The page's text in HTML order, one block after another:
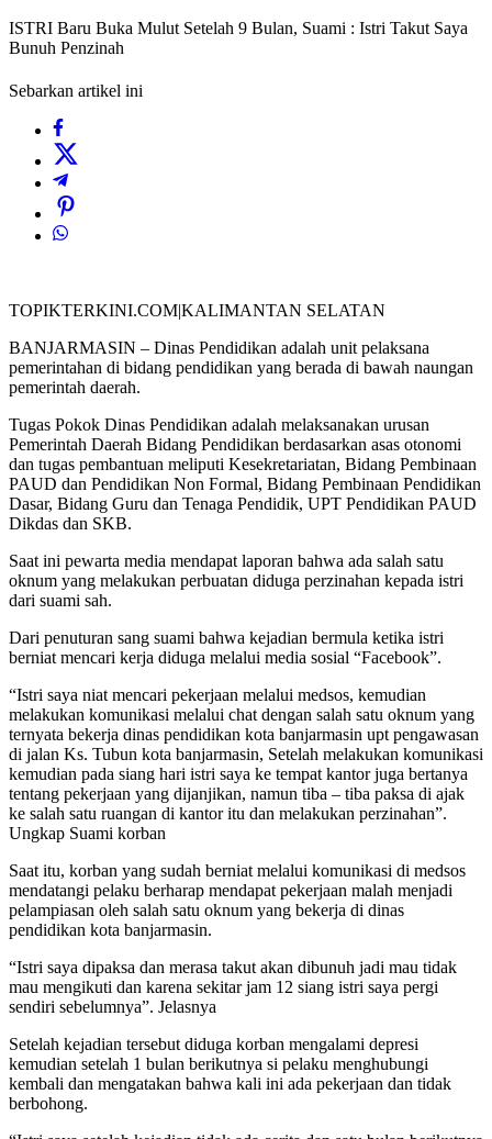
ISTRI Baru Buka Mulut Setelah 9 Bulan, Suami : Istri Takut Saya
Bunuh Penzinah
Sebarkan artikel ini
TOPIKTERKINI.COM|KALIMANTAN SELATAN
BANJARMASIN – Dinas Pendidikan adalah unit pelaksana
pemerintahan di bidang pendidikan yang berada di bawah naungan
pemerintah daerah.
Tugas Pokok Dinas Pendidikan adalah melaksanakan urusan
Pemerintah Daerah Bidang Pendidikan berdasarkan asas otonomi
dan tugas pembantuan meliputi Kesekretariatan, Bidang Pembinaan
PAUD dan Pendidikan Non Formal, Bidang Pembinaan Pendidikan
Dasar, Bidang Guru dan Tenaga Pendidik, UPT Pendidikan PAUD
Dikdas dan SKB.
Saat ini pewarta media mendapat laporan bahwa ada salah satu
oknum yang melakukan perbuatan diduga perzinahan kepada istri
dari suami sah.
Dari penuturan sang suami bahwa kejadian bermula ketika istri
berniat mencari kerja diduga melalui media sosial “Facebook”.
“Istri saya niat mencari pekerjaan melalui medsos, kemudian
melakukan komunikasi melalui chat dengan salah satu oknum yang
ternyata bekerja dinas pendidikan kota banjarmasin upt pengawasan
di jalan Ks. Tubun kota banjarmasin, Setelah melakukan komunikasi
kemudian pada siang hari istri saya ke tempat kantor juga bertanya
tentang pekerjaan yang dijanjikan, namun tiba – tiba paksa di ajak
ke salah satu ruangan di kantor itu dan melakukan perzinahan”.
Ungkap Suami korban
Saat itu, korban yang sudah berniat melalui komunikasi di medsos
mendatangi pelaku berharap mendapat pekerjaan malah menjadi
pelampiasan oleh salah satu oknum yang bekerja di dinas
pendidikan kota banjarmasin.
“Istri saya dipaksa dan merasa takut akan dibunuh jadi mau tidak
mau mengikuti dan karena sekitar jam 12 siang istri saya pergi
sendiri sebelumnya”. Jelasnya
Setelah kejadian tersebut diduga korban mengalami depresi
kemudian setelah 1 bulan berikutnya si pelaku menghubungi
kembali dan mengatakan bahwa kali ini ada pekerjaan dan tidak
berbohong.